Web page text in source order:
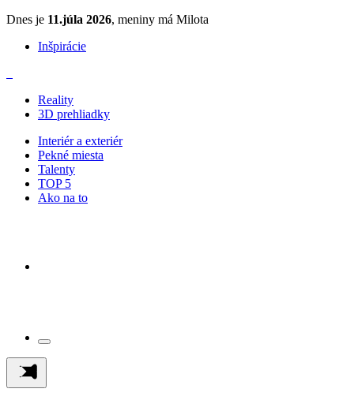
Dnes je 11.júla 2026, meniny má Milota
Inšpirácie
Reality
3D prehliadky
Interiér a exteriér
Pekné miesta
Talenty
TOP 5
Ako na to